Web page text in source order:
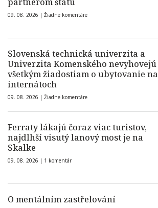
09. 08. 2026 | Žiadne komentáre
Slovenská technická univerzita a
Univerzita Komenského nevyhovejú
všetkým žiadostiam o ubytovanie na
internátoch
09. 08. 2026 | Žiadne komentáre
Ferraty lákajú čoraz viac turistov,
najdlhší visutý lanový most je na
Skalke
09. 08. 2026 | 1 komentár
O mentálním zastřelování